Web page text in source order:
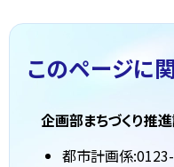
このページに
企画部まちづくり推
都市計画係